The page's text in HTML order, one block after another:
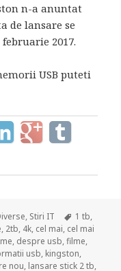
n-a anuntat
de lansare se
2017.
USB puteti
, Stiri IT Tags
1 tb,
, 2tb, 4k, cel mai, cel mai
, despre usb,filme,
usb, kingston,
nou, lansare stick 2 tb,